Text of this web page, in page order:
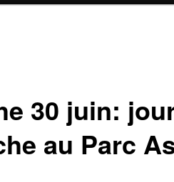
30 juin:
au Parc